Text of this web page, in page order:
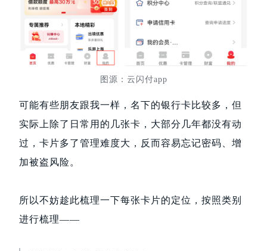
图源：云闪付app
可能有些朋友跟我一样，名下的银行卡比较多，但
实际上除了日常用的几张卡，大部分几年都没有动
过，卡片多了管理难度大，反而容易忘记密码、增
加被盗风险。
所以不妨趁此梳理一下每张卡片的定位，按照类别
进行梳理——